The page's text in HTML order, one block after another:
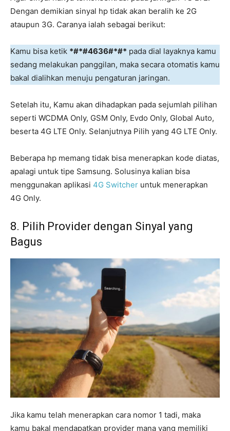
Dengan demikian sinyal hp tidak akan beralih ke 2G
ataupun 3G. Caranya ialah sebagai berikut:
Kamu bisa ketik *#*#4636#*#* pada dial layaknya kamu
sedang melakukan panggilan, maka secara otomatis kamu
bakal dialihkan menuju pengaturan jaringan.
Setelah itu, Kamu akan dihadapkan pada sejumlah pilihan
seperti WCDMA Only, GSM Only, Evdo Only, Global Auto,
beserta 4G LTE Only. Selanjutnya Pilih yang 4G LTE Only.
Beberapa hp memang tidak bisa menerapkan kode diatas,
apalagi untuk tipe Samsung. Solusinya kalian bisa
menggunakan aplikasi 4G Switcher untuk menerapkan
4G Only.
8. Pilih Provider dengan Sinyal yang
Bagus
Jika kamu telah menerapkan cara nomor 1 tadi, maka
kamu bakal mendapatkan provider mana yang memiliki